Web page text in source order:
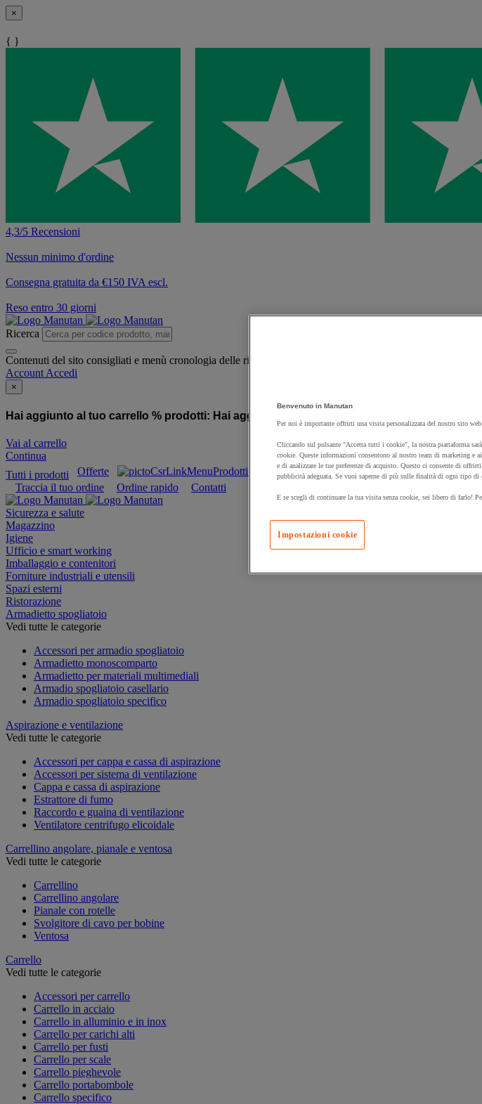
×
{ }
4,3/5 Recensioni
Nessun minimo d'ordine
Consegna gratuita da €150 IVA escl.
Reso entro 30 giorni
Ricerca
Contenuti del sito consigliati e menù cronologia delle ricerche
Account Accedi
×
Hai aggiunto al tuo carrello % prodotti: Hai aggiunto al tuo carrello un prodotto:
Vai al carrello
Continua
Tutti i prodotti
Offerte Prodotti sostenibili
Traccia il tuo ordine
Ordine rapido Contatti
Sicurezza e salute
Magazzino
Igiene
Ufficio e smart working
Imballaggio e contenitori
Forniture industriali e utensili
Spazi esterni
Ristorazione
Armadietto spogliatoio
Vedi tutte le categorie
Accessori per armadio spogliatoio
Armadietto monoscomparto
Armadietto per materiali multimediali
Armadio spogliatoio casellario
Armadio spogliatoio specifico
Aspirazione e ventilazione
Vedi tutte le categorie
Accessori per cappa e cassa di aspirazione
Accessori per sistema di ventilazione
Cappa e cassa di aspirazione
Estrattore di fumo
Raccordo e guaina di ventilazione
Ventilatore centrifugo elicoidale
Carrellino angolare, pianale e ventosa
Vedi tutte le categorie
Carrellino
Carrellino angolare
Pianale con rotelle
Svolgitore di cavo per bobine
Ventosa
Carrello
Vedi tutte le categorie
Accessori per carrello
Carrello in acciaio
Carrello in alluminio e in inox
Carrello per carichi alti
Carrello per fusti
Carrello per scale
Carrello pieghevole
Carrello portabombole
Carrello specifico
Benvenuto in Manutan
Per noi è importante offrirti una visita personalizzata del nostro sito
Cliccando sul pulsante "Accetta tutti i cookie", la nostra piattaforma
cookie. Queste informazioni consentono al nostro team di marketing e
e di analizzare le tue preferenze di acquisto. Questo ci consente di
pubblicità adeguata. Se vuoi saperne di più sulle finalità di ogni tipo di
E se scegli di continuare la tua visita senza cookie, sei libero di farlo!
Impostazioni cookie